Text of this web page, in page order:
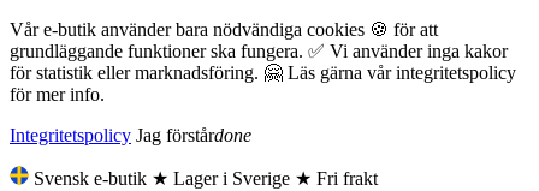
Vår e-butik använder bara nödvändiga cookies 🍪 för att
grundläggande funktioner ska fungera. ✅ Vi använder inga kakor
för statistik eller marknadsföring. 🤗 Läs gärna vår integritetspolicy
för mer info.
Integritetspolicy Jag förstårdone
Svensk e-butik ★ Lager i Sverige ★ Fri frakt